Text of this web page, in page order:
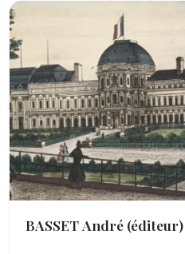
BASSET André (éditeur)